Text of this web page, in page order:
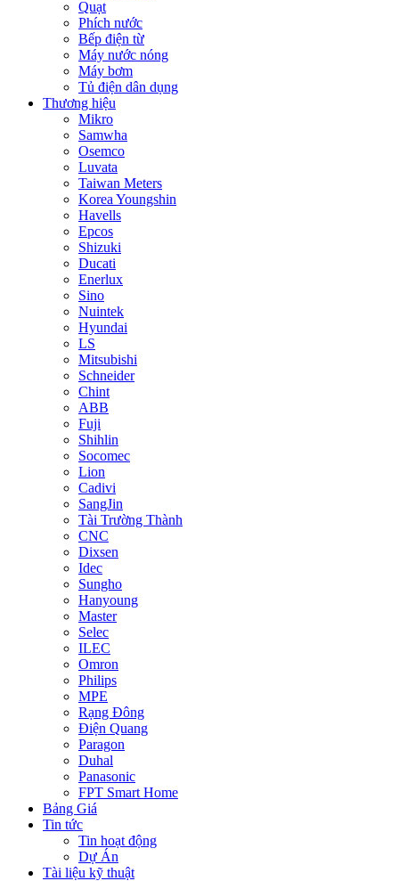
Quạt
Phích nước
Bếp điện từ
Máy nước nóng
Máy bơm
Tủ điện dân dụng
Thương hiệu
Mikro
Samwha
Osemco
Luvata
Taiwan Meters
Korea Youngshin
Havells
Epcos
Shizuki
Ducati
Enerlux
Sino
Nuintek
Hyundai
LS
Mitsubishi
Schneider
Chint
ABB
Fuji
Shihlin
Socomec
Lion
Cadivi
SangJin
Tài Trường Thành
CNC
Dixsen
Idec
Sungho
Hanyoung
Master
Selec
ILEC
Omron
Philips
MPE
Rạng Đông
Điện Quang
Paragon
Duhal
Panasonic
FPT Smart Home
Bảng Giá
Tin tức
Tin hoạt động
Dự Án
Tài liệu kỹ thuật